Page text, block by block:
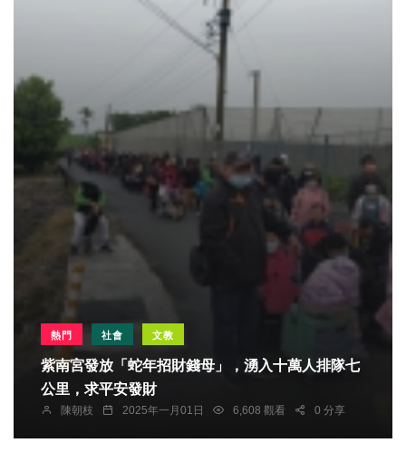
熱門 社會 文教
紫南宮發放「蛇年招財錢母」，湧入十萬人排隊七
公里，求平安發財
陳朝枝 2025年一月01日 6,608 觀看 0 分享